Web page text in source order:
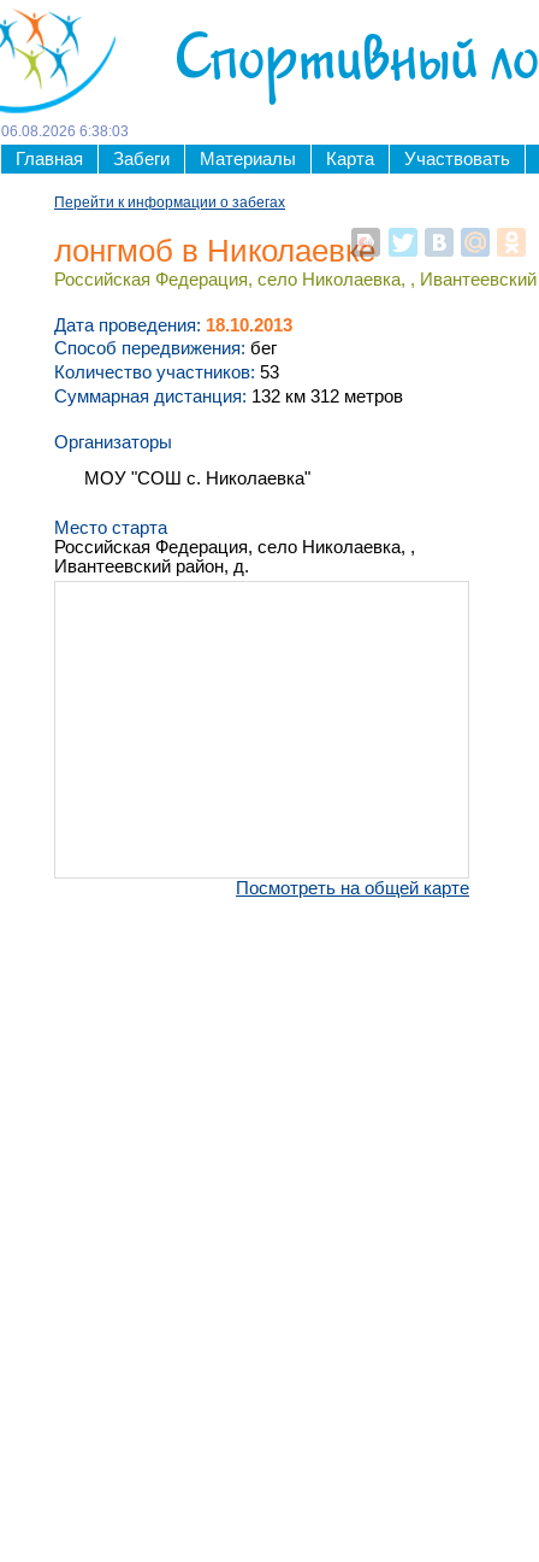
Спортивный
06 08 2026 6:38:03
Главная Забеги Материалы Карта Участвовать
Перейти к информации о забегах
лонгмоб в Николаевке
Российская Федерация, село Николаевка, ,
Дата проведения: 18.10.2013
Способ передвижения: бег
Количество участников: 53
Суммарная дистанция: 132 км 312 метров
Организаторы
МОУ "СОШ с. Николаевка"
Место старта
Российская Федерация, село Николаевка, ,
Ивантеевский район, д.
Посмотреть на общей карте